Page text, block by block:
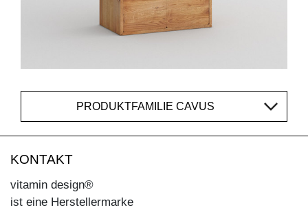
PRODUKTFAMILIE CAVUS
KONTAKT
vitamin design®
ist eine Herstellermarke